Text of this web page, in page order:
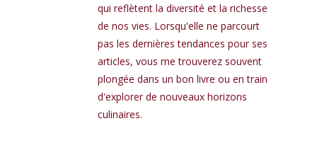
qui reflètent la diversité et la richesse
de nos vies. Lorsqu'elle ne parcourt
pas les dernières tendances pour ses
articles, vous me trouverez souvent
plongée dans un bon livre ou en train
d'explorer de nouveaux horizons
culinaires.